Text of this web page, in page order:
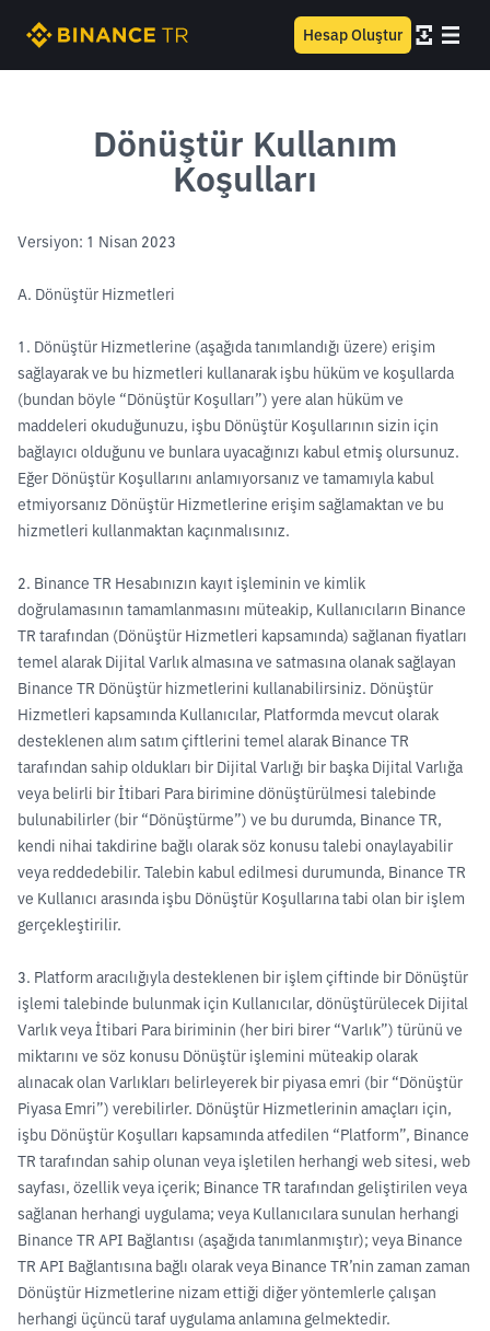
Hesap Oluştur
Dönüştür Kullanım
Koşulları
Versiyon: 1 Nisan 2023
A. Dönüştür Hizmetleri
1. Dönüştür Hizmetlerine (aşağıda tanımlandığı üzere) erişim
sağlayarak ve bu hizmetleri kullanarak işbu hüküm ve koşullarda
(bundan böyle “Dönüştür Koşulları”) yere alan hüküm ve
maddeleri okuduğunuzu, işbu Dönüştür Koşullarının sizin için
bağlayıcı olduğunu ve bunlara uyacağınızı kabul etmiş olursunuz.
Eğer Dönüştür Koşullarını anlamıyorsanız ve tamamıyla kabul
etmiyorsanız Dönüştür Hizmetlerine erişim sağlamaktan ve bu
hizmetleri kullanmaktan kaçınmalısınız.
2. Binance TR Hesabınızın kayıt işleminin ve kimlik
doğrulamasının tamamlanmasını müteakip, Kullanıcıların Binance
TR tarafından (Dönüştür Hizmetleri kapsamında) sağlanan fiyatları
temel alarak Dijital Varlık almasına ve satmasına olanak sağlayan
Binance TR Dönüştür hizmetlerini kullanabilirsiniz. Dönüştür
Hizmetleri kapsamında Kullanıcılar, Platformda mevcut olarak
desteklenen alım satım çiftlerini temel alarak Binance TR
tarafından sahip oldukları bir Dijital Varlığı bir başka Dijital Varlığa
veya belirli bir İtibari Para birimine dönüştürülmesi talebinde
bulunabilirler (bir “Dönüştürme”) ve bu durumda, Binance TR,
kendi nihai takdirine bağlı olarak söz konusu talebi onaylayabilir
veya reddedebilir. Talebin kabul edilmesi durumunda, Binance TR
ve Kullanıcı arasında işbu Dönüştür Koşullarına tabi olan bir işlem
gerçekleştirilir.
3. Platform aracılığıyla desteklenen bir işlem çiftinde bir Dönüştür
işlemi talebinde bulunmak için Kullanıcılar, dönüştürülecek Dijital
Varlık veya İtibari Para biriminin (her biri birer “Varlık”) türünü ve
miktarını ve söz konusu Dönüştür işlemini müteakip olarak
alınacak olan Varlıkları belirleyerek bir piyasa emri (bir “Dönüştür
Piyasa Emri”) verebilirler. Dönüştür Hizmetlerinin amaçları için,
işbu Dönüştür Koşulları kapsamında atfedilen “Platform”, Binance
TR tarafından sahip olunan veya işletilen herhangi web sitesi, web
sayfası, özellik veya içerik; Binance TR tarafından geliştirilen veya
sağlanan herhangi uygulama; veya Kullanıcılara sunulan herhangi
Binance TR API Bağlantısı (aşağıda tanımlanmıştır); veya Binance
TR API Bağlantısına bağlı olarak veya Binance TR’nin zaman zaman
Dönüştür Hizmetlerine nizam ettiği diğer yöntemlerle çalışan
herhangi üçüncü taraf uygulama anlamına gelmektedir.